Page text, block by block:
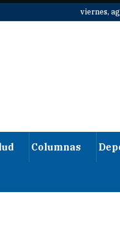
viernes,
Columnas